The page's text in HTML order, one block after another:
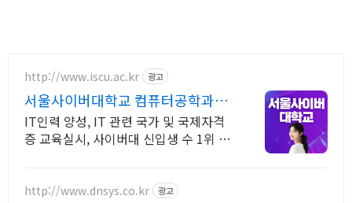
http://www.iscu.ac.kr 광고
서울사이버대학교 컴퓨터공학과
2026 가을학기 신편입생
IT인력 양성, IT 관련 국가 및 국제자격
증 교육실시, 사이버대 신입생 수 1위 장
http://www.dnsys.co.kr 광고